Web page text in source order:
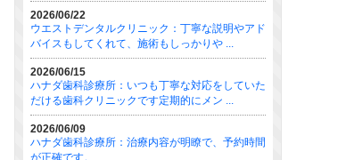
2026/06/22
ウエストデンタルクリニック：丁寧な説明やアド
バイスもしてくれて、施術もしっかりや ...
2026/06/15
ハナダ歯科診療所：いつも丁寧な対応をしていた
だける歯科クリニックです定期的にメン ...
2026/06/09
ハナダ歯科診療所：治療内容が明瞭で、予約時間